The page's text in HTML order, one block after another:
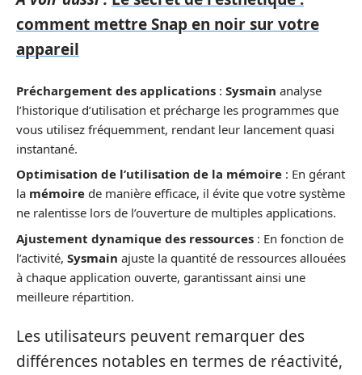
comment mettre Snap en noir sur votre
appareil
Préchargement des applications : Sysmain analyse
l’historique d’utilisation et précharge les programmes que
vous utilisez fréquemment, rendant leur lancement quasi
instantané.
Optimisation de l’utilisation de la mémoire : En gérant
la mémoire de manière efficace, il évite que votre système
ne ralentisse lors de l’ouverture de multiples applications.
Ajustement dynamique des ressources : En fonction de
l’activité, Sysmain ajuste la quantité de ressources allouées
à chaque application ouverte, garantissant ainsi une
meilleure répartition.
Les utilisateurs peuvent remarquer des
différences notables en termes de réactivité,